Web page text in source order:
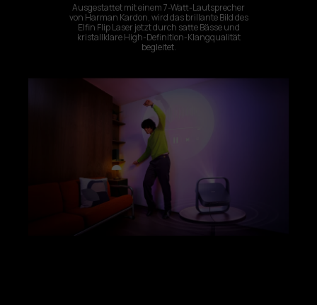
Ausgestattet mit einem 7-Watt-Lautsprecher
von Harman Kardon, wird das brillante Bild des
Elfin Flip Laser jetzt durch satte Bässe und
kristallklare High-Definition-Klangqualität
begleitet.